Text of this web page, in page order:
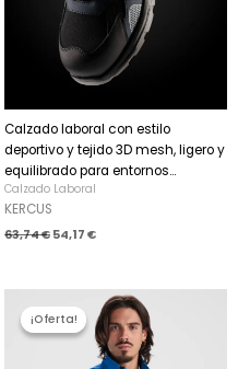
Calzado laboral con estilo
deportivo y tejido 3D mesh, ligero y
equilibrado para entornos...
Calzado Laboral
KERCUS
63,74€ 54,17 €
¡Oferta!
¡Oferta!
precio
original
era:
23,00 €.
precio
actual
es:
19,55 €.